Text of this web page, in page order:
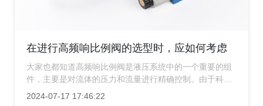
在进行高频响比例阀的选型时，应如何考虑
系统的未来扩展性？
大家也都知道高频响比例阀是液压系统中的一个重要的组
件，主要是对流体的压力和流量进行精确控制。由于科技
在不断发展，生产工艺也在不断的升级，液压系统也需要
2024-07-17 17:46:22